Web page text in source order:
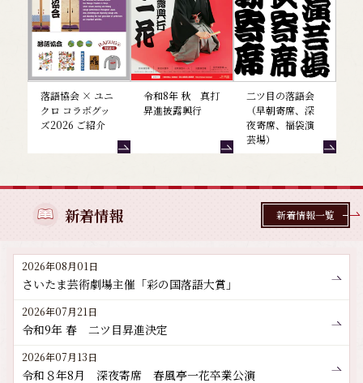
落語協会 × ユニ
クロ コラボグッ
ズ2026 ご紹介
令和8年 秋 真打
昇進披露興行
二ツ目の落語会
（早朝寄席、深
夜寄席、福袋演
芸場）
新着情報
2026年08月01日
さいたま芸術劇場主催「彩の国落語大賞」
2026年07月21日
令和9年 春 二ツ目昇進決定
2026年07月13日
令和８年8月 深夜寄席 春風亭一花卒業公演
新着情報一覧